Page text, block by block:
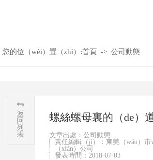
您的位（wèi）置（zhì）:首頁 -> 公司動態
螺絲螺母裏的（de）
文章出處：公司動態
責任編輯（jí）：東莞（wǎn）市
（xiàn）公司
發表時間：2018-07-03